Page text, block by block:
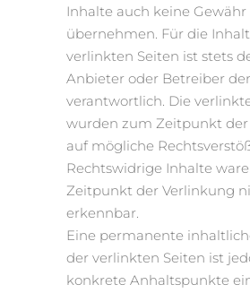
Inhalte auch keine Gewähr
übernehmen. Für die
verlinkten Seiten ist stets
Anbieter oder Betreiber
verantwortlich. Die
wurden zum Zeitpunkt
auf mögliche
Rechtswidrige Inhalte
Zeitpunkt der Verlinkung
erkennbar.
Eine permanente
der verlinkten Seiten ist
konkrete Anhaltspunkte